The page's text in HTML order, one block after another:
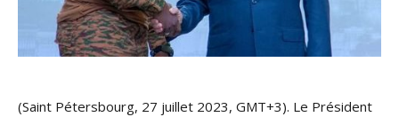
(Saint Pétersbourg, 27 juillet 2023, GMT+3). Le Président